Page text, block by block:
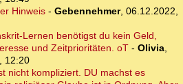
Hinweis- Gebennehmer, 06.12.2022,
Lernen benötigst du kein Geld,
und Zeitprioritäten. oT - Olivia
12:20
nicht kompliziert. DU machst es